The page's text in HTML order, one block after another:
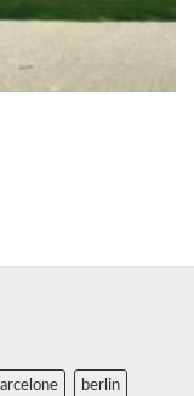
berlin